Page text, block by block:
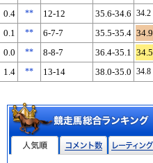
0.4 ** 12-12 35.6-34.6 34.2
0.1 ** 6-7-7 35.5-35.4 34.9
0.0 ** 8-8-7 36.4-35.1 34.5
1.4 ** 13-14 38.0-35.0 34.8